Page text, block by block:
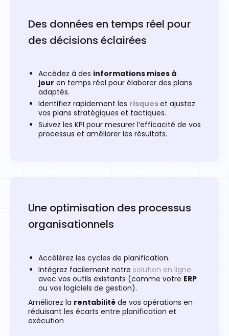
Des données en temps réel pour
des décisions éclairées
Accédez à des informations mises à
jour en temps réel pour élaborer des plans
adaptés.
Identifiez rapidement les risqueset ajustez
vos plans stratégiques et tactiques.
Suivez les KPI pour mesurer l’efficacité de vos
processus et améliorer les résultats.
Une optimisation des processus
organisationnels
Accélérez les cycles de planification.
Intégrez facilement notre solution en ligne
avec vos outils existants (comme votre ERP
ou vos logiciels de gestion).
Améliorez la rentabilité de vos opérations en
réduisant les écarts entre planification et
exécution